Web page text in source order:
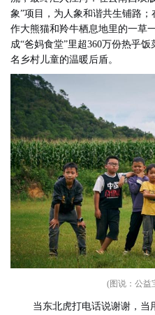
象”项目，为人象和谐共生铺路
作大熊猫和羚牛栖息地里的一草
成“爸妈食堂”里超360万份热乎
名乡村儿童的温暖后盾。
(图说：公益
当东北虎打电话说谢谢，当